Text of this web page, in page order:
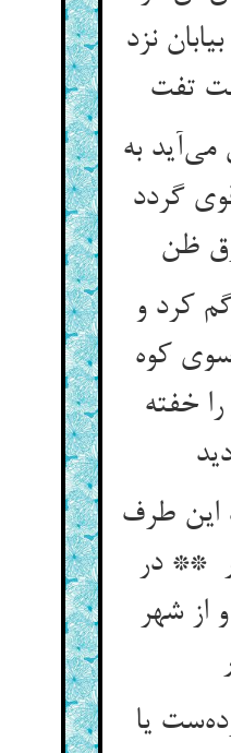
نزد
می‌آید به
گردد
گم کرد و
کوه
خفته
این طرف
** در
از شهر
یا